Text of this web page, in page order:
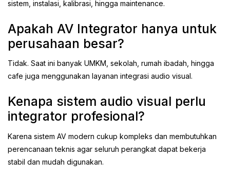
sistem, instalasi, kalibrasi, hingga maintenance.
Apakah AV Integrator hanya untuk
perusahaan besar?
Tidak. Saat ini banyak UMKM, sekolah, rumah ibadah, hingga
cafe juga menggunakan layanan integrasi audio visual.
Kenapa sistem audio visual perlu
integrator profesional?
Karena sistem AV modern cukup kompleks dan membutuhkan
perencanaan teknis agar seluruh perangkat dapat bekerja
stabil dan mudah digunakan.